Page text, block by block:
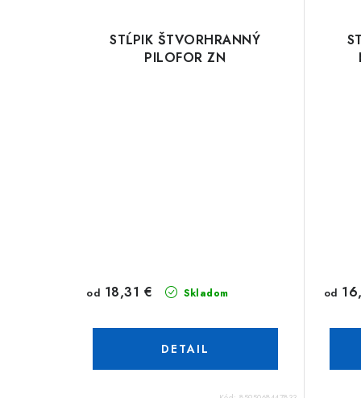
STĹPIK ŠTVORHRANNÝ
PILOFOR ZN
Skladom
od 18,31 €
DETAIL
od